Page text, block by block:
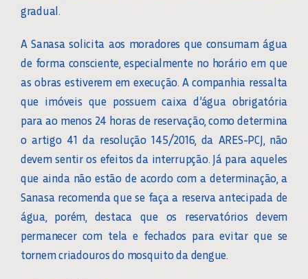
gradual.
A Sanasa solicita aos moradores que consumam água
de forma consciente, especialmente no horário em que
as obras estiverem em execução. A companhia ressalta
que imóveis que possuem caixa d’água obrigatória
para ao menos 24 horas de reservação, como determina
o artigo 41 da resolução 145/2016, da ARES-PCJ, não
devem sentir os efeitos da interrupção. Já para aqueles
que ainda não estão de acordo com a determinação, a
Sanasa recomenda que se faça a reserva antecipada de
água, porém, destaca que os reservatórios devem
permanecer com tela e fechados para evitar que se
tornem criadouros do mosquito da dengue.